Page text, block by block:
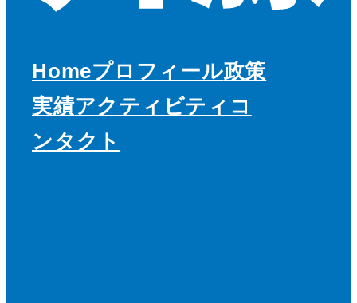
Homeプロフィール政策
実績アクティビティ コ
ンタクト